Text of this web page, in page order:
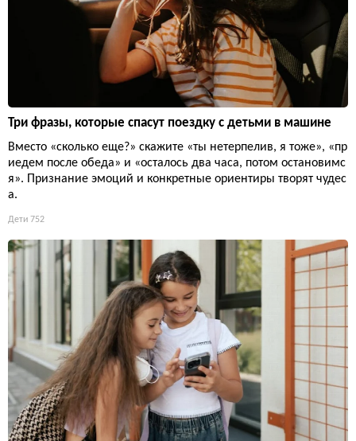
Три фразы, которые спасут поездку с детьми в машине
Вместо «сколько еще?» скажите «ты нетерпелив, я тоже», «пр
иедем после обеда» и «осталось два часа, потом остановимс
я». Признание эмоций и конкретные ориентиры творят чудес
а.
Дети 752